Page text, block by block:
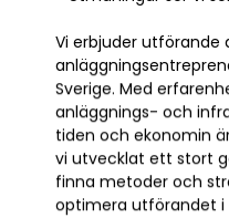
Vi erbjuder
Sverige. Med
anläggnings- och
tiden och ekonomin
vi utvecklat ett stort
finna metoder och
optimera utförandet i